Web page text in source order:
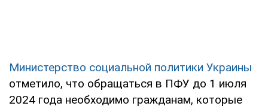
Министерство социальной политики Украины
отметило, что обращаться в ПФУ до 1 июля
2024 года необходимо гражданам, которые